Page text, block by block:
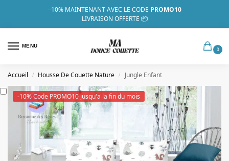
–10% MAINTENANT AVEC LE CODE PROMO10
LIVRAISON OFFERTE 📦
MENU
0
Accueil / Housse De Couette Nature / Jungle Enfant
-10% Code PROMO10 jusqu'a la fin du mois